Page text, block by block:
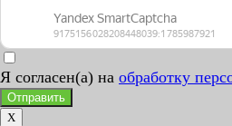
Я согласен(а) на обработку
Отправить
X